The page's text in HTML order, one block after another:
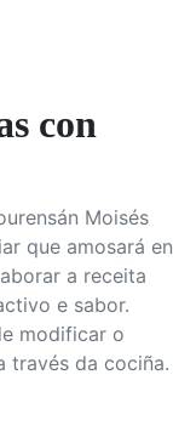
con
Moisés
que amosará en
a receita
e sabor.
modificar o
través da cociña.